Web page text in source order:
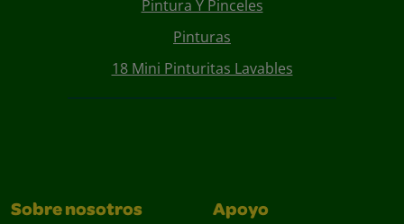
Pintura Y Pinceles
Pinturas
18 Mini Pinturitas Lavables
Sobre nosotros Apoyo